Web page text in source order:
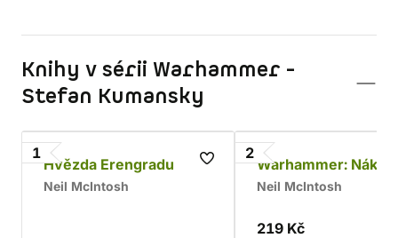
Knihy v sérii Warhammer -
Stefan Kumansky
1
Hvězda Erengradu
Neil McIntosh
2
Warhammer:
Neil McIntosh
219 Kč